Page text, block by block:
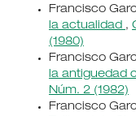
Francisco
la actualidad ,
(1980)
Francisco
la antiguedad
Núm. 2 (1982)
Francisco